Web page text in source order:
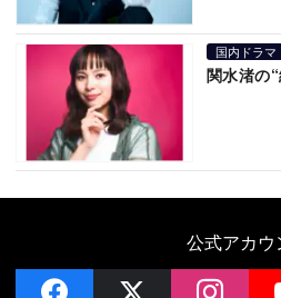
国内ドラマ
関水渚の
公式アカウ